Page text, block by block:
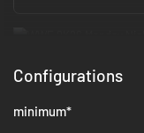
THE SHOW NEVER
mest omfattende
Configurations
minimum*